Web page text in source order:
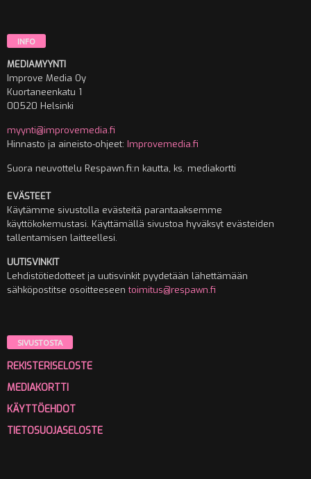
INFO
MEDIAMYYNTI
Improve Media Oy
Kuortaneenkatu 1
00520 Helsinki
myynti@improvemedia.fi
Hinnasto ja aineisto-ohjeet: Improvemedia.fi
Suora neuvottelu Respawn.fi:n kautta, ks. mediakortti
EVÄSTEET
Käytämme sivustolla evästeitä parantaaksemme
käyttökokemustasi. Käyttämällä sivustoa hyväksyt evästeiden
tallentamisen laitteellesi.
UUTISVINKIT
Lehdistötiedotteet ja uutisvinkit pyydetään lähettämään
sähköpostitse osoitteeseentoimitus@respawn.fi
SIVUSTOSTA
REKISTERISELOSTE
MEDIAKORTTI
KÄYTTÖEHDOT
TIETOSUOJASELOSTE